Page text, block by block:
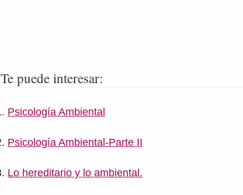
Te puede interesar:
Psicología Ambiental
Psicología Ambiental-Parte II
Lo hereditario y lo ambiental.